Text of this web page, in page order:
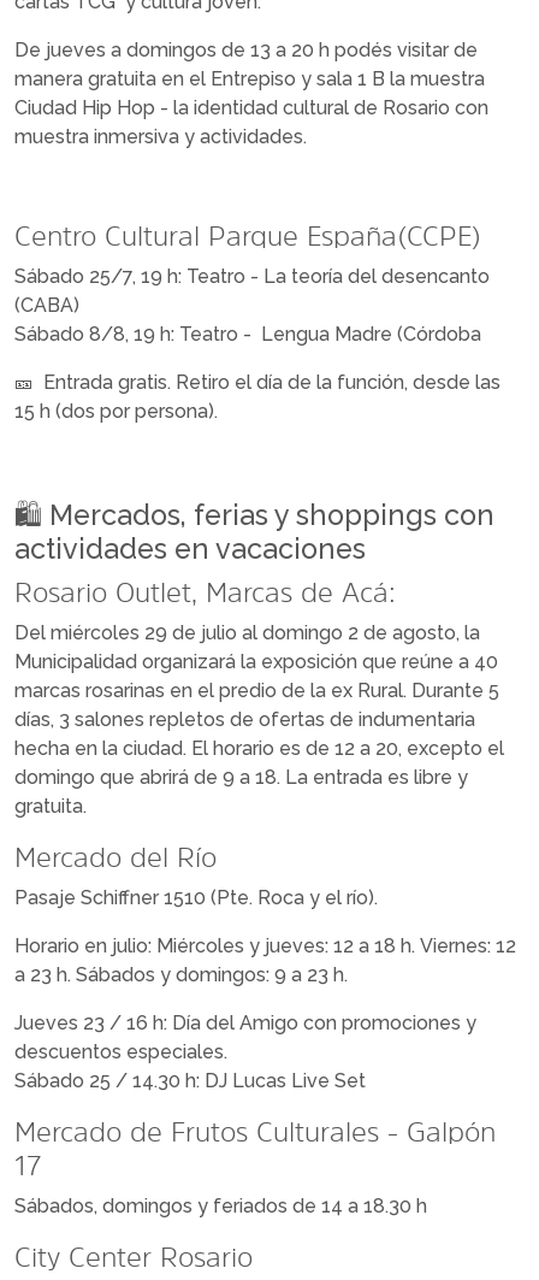
De jueves a domingos de 13 a 20 h podés visitar de
manera gratuita en el Entrepiso y sala 1 B la muestra
Ciudad Hip Hop - la identidad cultural de Rosario con
muestra inmersiva y actividades.
Centro Cultural Parque España (CCPE)
Sábado 25/7, 19 h: Teatro - La teoría del desencanto
(CABA)
Sábado 8/8, 19 h: Teatro - Lengua Madre (Córdoba
🎫 Entrada gratis. Retiro el día de la función, desde las
15 h (dos por persona).
🛍️ Mercados, ferias y shoppings con
actividades en vacaciones
Rosario Outlet, Marcas de Acá:
Del miércoles 29 de julio al domingo 2 de agosto, la
Municipalidad organizará la exposición que reúne a 40
marcas rosarinas en el predio de la ex Rural. Durante 5
días, 3 salones repletos de ofertas de indumentaria
hecha en la ciudad. El horario es de 12 a 20, excepto el
domingo que abrirá de 9 a 18. La entrada es libre y
gratuita.
Mercado del Río
Pasaje Schiffner 1510 (Pte. Roca y el río).
Horario en julio: Miércoles y jueves: 12 a 18 h. Viernes: 12
a 23 h. Sábados y domingos: 9 a 23 h.
Jueves 23 / 16 h: Día del Amigo con promociones y
descuentos especiales.
Sábado 25 / 14.30 h: DJ Lucas Live Set
Mercado de Frutos Culturales - Galpón
17
Sábados, domingos y feriados de 14 a 18.30 h
City Center Rosario